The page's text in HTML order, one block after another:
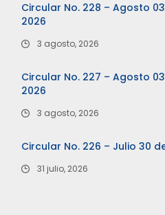
Circular No. 228 – Agosto
2026
3 agosto, 2026
Circular No. 227 – Agosto
2026
3 agosto, 2026
Circular No. 226 – Julio 30
31 julio, 2026